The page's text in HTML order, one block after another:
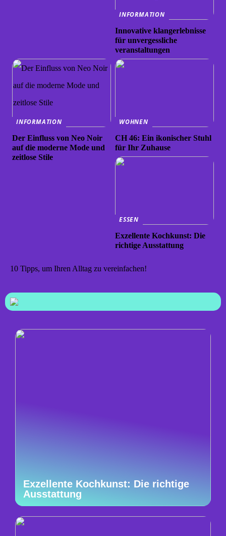
INFORMATION
Innovative klangerlebnisse
für unvergessliche
veranstaltungen
INFORMATION
Der Einfluss von Neo Noir
auf die moderne Mode und
zeitlose Stile
WOHNEN
CH 46: Ein ikonischer Stuhl
für Ihr Zuhause
ESSEN
Exzellente Kochkunst: Die
richtige Ausstattung
10 Tipps, um Ihren Alltag zu vereinfachen!
Exzellente Kochkunst: Die richtige
Ausstattung